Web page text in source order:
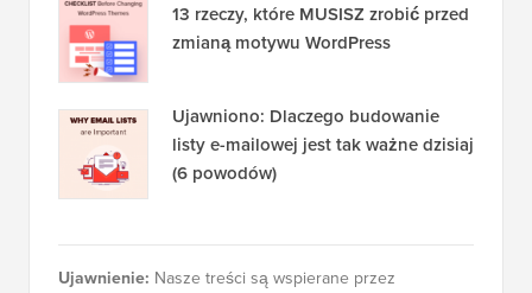
13 rzeczy, które MUSISZ zrobić przed
zmianą motywu WordPress
Ujawniono: Dlaczego budowanie
listy e-mailowej jest tak ważne dzisiaj
(6 powodów)
Ujawnienie: Nasze treści są wspierane przez